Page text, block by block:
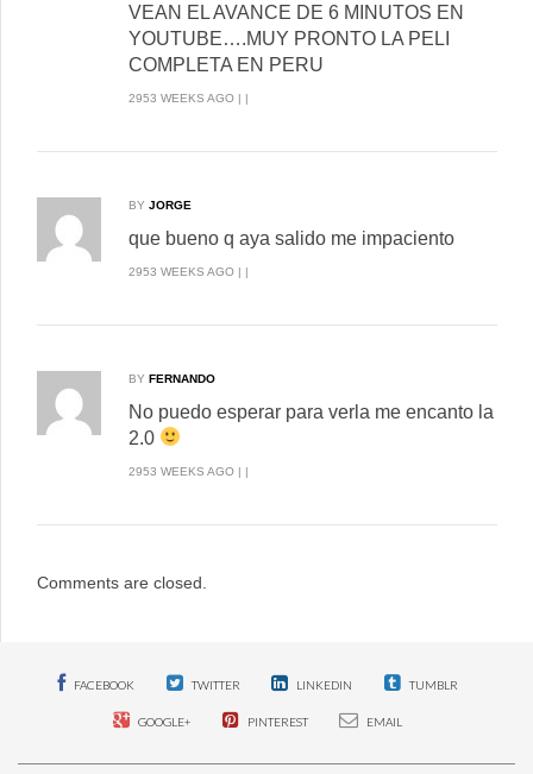
VEAN EL AVANCE DE 6 MINUTOS EN
YOUTUBE….MUY PRONTO LA PELI
COMPLETA EN PERU
2953 WEEKS AGO | |
BY JORGE
que bueno q aya salido me impaciento
2953 WEEKS AGO | |
BY FERNANDO
No puedo esperar para verla me encanto la
2.0
2953 WEEKS AGO | |
Comments are closed.
FACEBOOK TWITTER LINKEDIN TUMBLR
GOOGLE+ PINTEREST EMAIL